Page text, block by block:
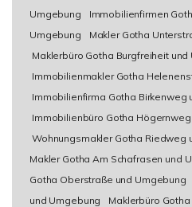
Umgebung
Immobilienfirmen
Umgebung
Makler Gotha
Maklerbüro Gotha Burgfreiheit und
Immobilienmakler Gotha
Immobilienfirma Gotha Birkenweg
Immobilienbüro Gotha
Wohnungsmakler Gotha Riedweg
Makler Gotha Am Schafrasen und
Gotha Oberstraße und Umgebung
und Umgebung
Maklerbüro